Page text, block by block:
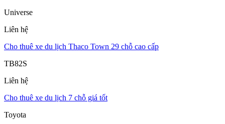
Universe
Liên hệ
Cho thuê xe du lịch Thaco Town 29 chỗ cao cấp
TB82S
Liên hệ
Cho thuê xe du lịch 7 chỗ giá tốt
Toyota